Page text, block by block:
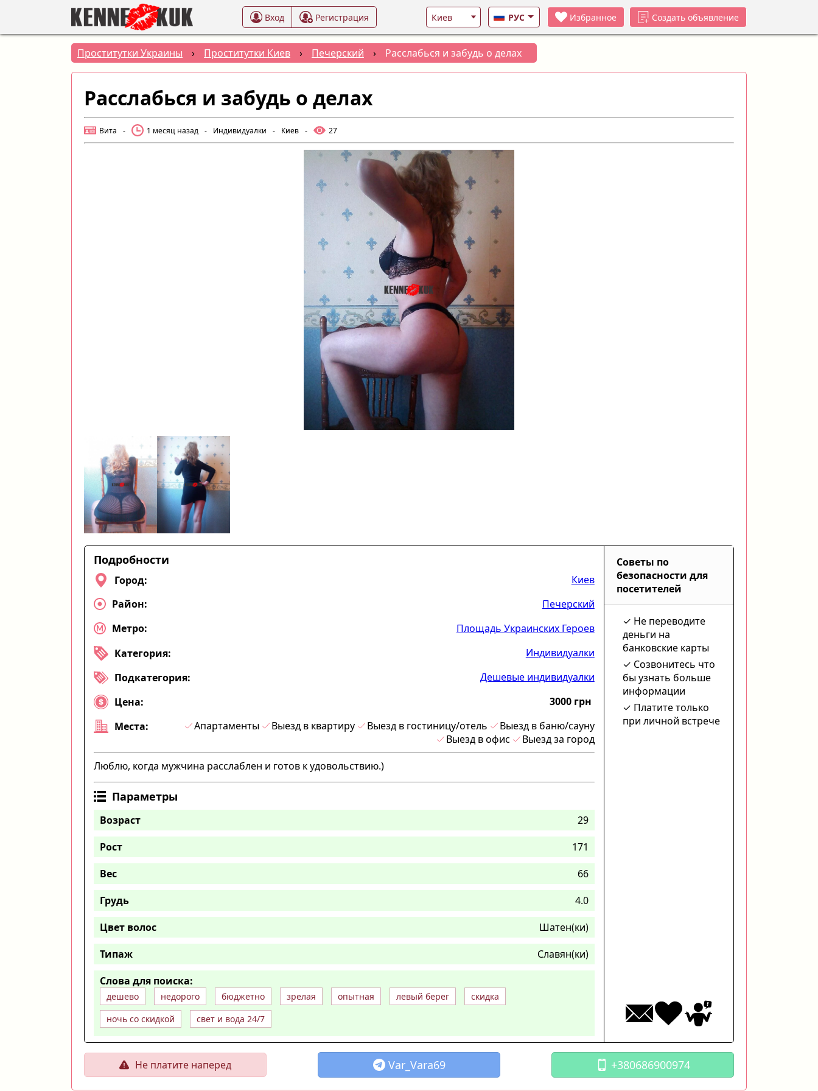
Вход Регистрация РУС Избранное Создать объявление
Проститутки Украины › Проститутки Киев › Печерский › Расслабься и забудь о делах
Расслабься и забудь о делах
Вита - 1 месяц назад - Индивидуалки - Киев - 27
Подробности
Город:
Киев
Район:
Печерский
Метро:
Площадь Украинских Героев
Категория:
Индивидуалки
Подкатегория:
Дешевые индивидуалки
Цена:
3000 грн
Места:
Апартаменты Выезд в квартиру Выезд в гостиницу/отель
Выезд в баню/сауну
Выезд в офис
Выезд за город
Люблю, когда мужчина расслаблен и готов к удовольствию.)
Параметры
Возраст
29
Рост
171
Вес
66
Грудь
4.0
Цвет волос
Шатен(ки)
Типаж
Славян(ки)
Слова для поиска:
дешево недорого бюджетно зрелая опытная левый берег
скидка
ночь со скидкой
свет и вода 24/7
Советы по
безопасности для
посетителей
Не переводите
деньги на
банковские карты
Созвонитесь что
бы узнать больше
информации
Платите только
при личной встрече
Не платите наперед Var_Vara69 +380686900974